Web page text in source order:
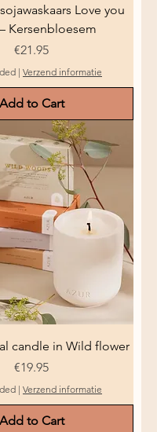
Love you
Kersenbloesem
Price
€21.95
| Verzend informatie
Add to Cart
candle in Wild flower
Price
€19.95
| Verzend informatie
Add to Cart